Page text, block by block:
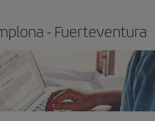
- Fuerteventura